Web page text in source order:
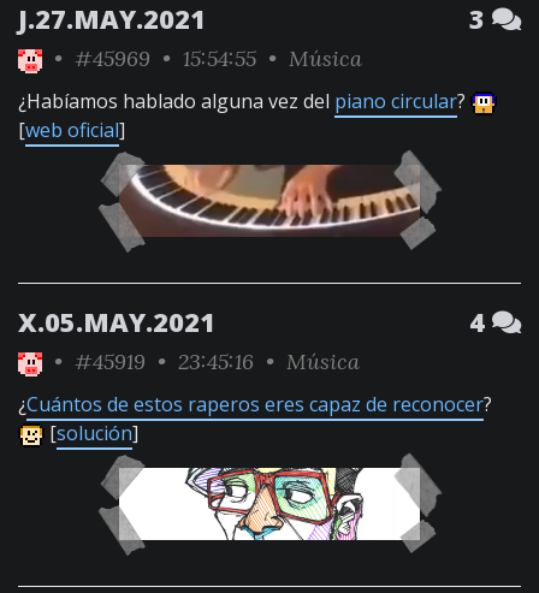
J.27.MAY.2021 3
• #45969 • 15:54:55 • Música
¿Habíamos hablado alguna vez del piano circular?
[web oficial]
X.05.MAY.2021 4
• #45919 • 23:45:16 • Música
¿Cuántos de estos raperos eres capaz de reconocer?
[solución]